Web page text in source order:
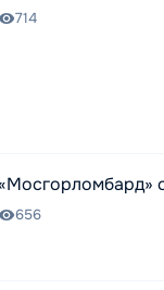
714
656